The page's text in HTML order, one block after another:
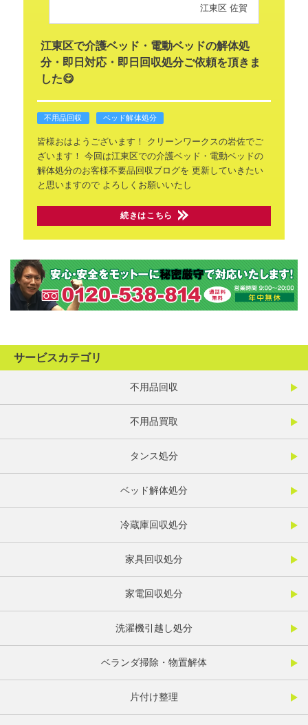
江東区 佐賀
江東区で介護ベッド・電動ベッドの解体処
分・即日対応・即日回収処分ご依頼を頂きま
した😋
不用品回収 ベッド解体処分
皆様おはようございます！
クリーンワークスの岩佐でご
ざいます！ 今回は江東区での介護ベッド・電動ベッドの
解体処分のお客様不要品回収ブログを 更新していきたい
と思いますのでよろしくお願いいたし
続きはこちら
サービスカテゴリ
不用品回収
不用品買取
タンス処分
ベッド解体処分
冷蔵庫回収処分
家具回収処分
家電回収処分
洗濯機引越し処分
ベランダ掃除・物置解体
片付け整理